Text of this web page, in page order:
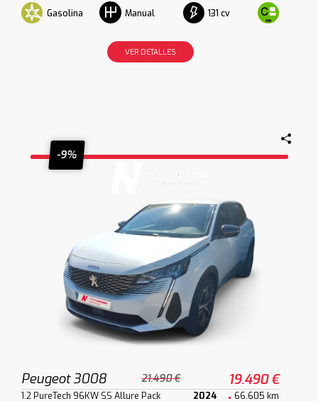
Gasolina Manual 131 cv
VER DETALLES
-9%
Peugeot 3008 21.490 € 19.490 €
1.2 PureTech 96KW SS Allure Pack 2024 66.605 km